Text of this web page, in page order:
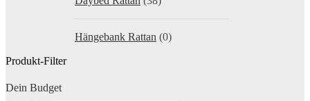
Hängebank Rattan (0)
Produkt-Filter
Dein Budget